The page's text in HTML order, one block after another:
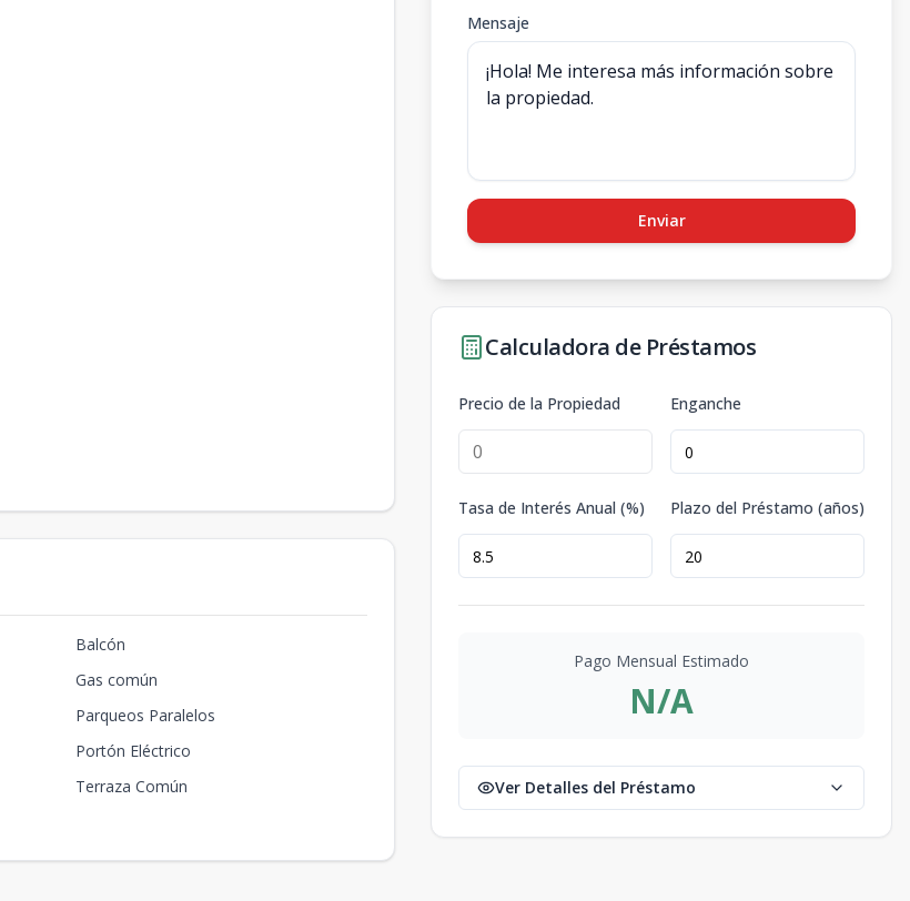
Balcón
Gas común
Parqueos Paralelos
Portón Eléctrico
Terraza Común
Mensaje
Enviar
Calculadora de Préstamos
Precio de la Propiedad Enganche
Tasa de Interés Anual (%) Plazo del Préstamo (años)
Pago Mensual Estimado
N/A
Ver Detalles del Préstamo